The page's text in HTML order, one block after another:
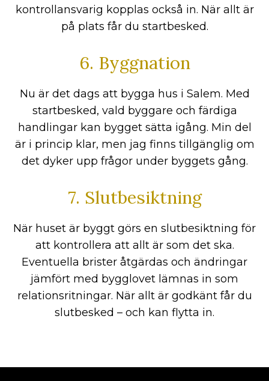
kontrollansvarig kopplas också in. När allt är
på plats får du startbesked.
6. Byggnation
Nu är det dags att bygga hus i Salem. Med
startbesked, vald byggare och färdiga
handlingar kan bygget sätta igång. Min del
är i princip klar, men jag finns tillgänglig om
det dyker upp frågor under byggets gång.
7. Slutbesiktning
När huset är byggt görs en slutbesiktning för
att kontrollera att allt är som det ska.
Eventuella brister åtgärdas och ändringar
jämfört med bygglovet lämnas in som
relationsritningar. När allt är godkänt får du
slutbesked – och kan flytta in.